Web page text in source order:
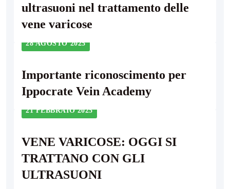
ultrasuoni nel trattamento delle
vene varicose
28 AGOSTO 2025
Importante riconoscimento per
Ippocrate Vein Academy
21 FEBBRAIO 2025
VENE VARICOSE: OGGI SI
TRATTANO CON GLI
ULTRASUONI